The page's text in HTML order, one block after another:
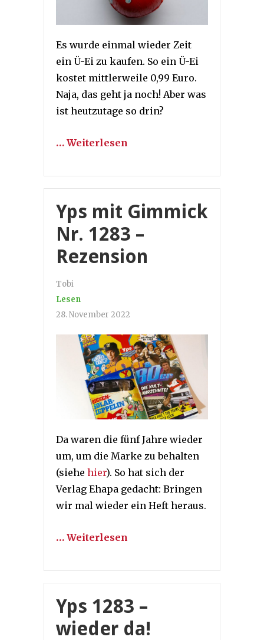
Es wurde einmal wieder Zeit
ein Ü-Ei zu kaufen. So ein Ü-Ei
kostet mittlerweile 0,99 Euro.
Naja, das geht ja noch! Aber was
ist heutzutage so drin?
… Weiterlesen
Yps mit Gimmick
Nr. 1283 –
Rezension
Tobi
Lesen
28. November 2022
Da waren die fünf Jahre wieder
um, um die Marke zu behalten
(siehe hier). So hat sich der
Verlag Ehapa gedacht: Bringen
wir mal wieder ein Heft heraus.
… Weiterlesen
Yps 1283 –
wieder da!